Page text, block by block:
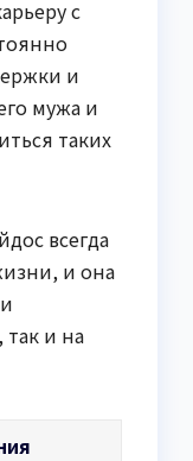
с
и
мужа и
таких
всегда
и она
так и на